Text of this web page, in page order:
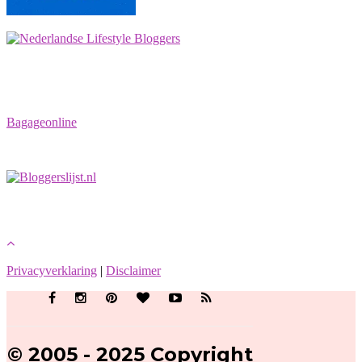
Bagageonline
Privacyverklaring Disclaimer
© 2005 - 2025 Copyright